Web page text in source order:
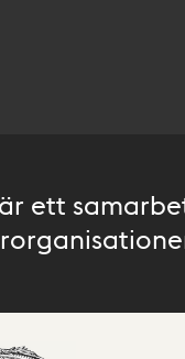
ett